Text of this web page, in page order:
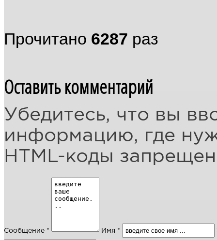
Прочитано 6287 раз
Оставить комментарий
Убедитесь, что вы
информацию, где
HTML-коды
Сообщение * Имя *